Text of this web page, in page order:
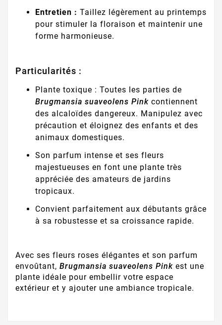
Entretien : Taillez légèrement au printemps
pour stimuler la floraison et maintenir une
forme harmonieuse.
Particularités :
Plante toxique : Toutes les parties de
Brugmansia suaveolens Pink contiennent
des alcaloïdes dangereux. Manipulez avec
précaution et éloignez des enfants et des
animaux domestiques.
Son parfum intense et ses fleurs
majestueuses en font une plante très
appréciée des amateurs de jardins
tropicaux.
Convient parfaitement aux débutants grâce
à sa robustesse et sa croissance rapide.
Avec ses fleurs roses élégantes et son parfum
envoûtant, Brugmansia suaveolens Pink est une
plante idéale pour embellir votre espace
extérieur et y ajouter une ambiance tropicale.